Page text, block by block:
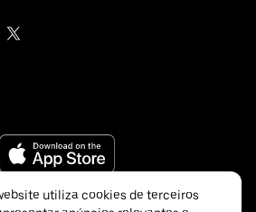
utiliza cookies de terceiros